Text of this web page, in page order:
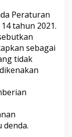
Peraturan
tahun 2021.
sebagai
tidak